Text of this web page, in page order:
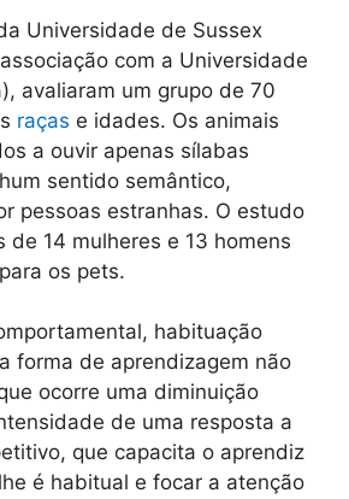
Universidade de Sussex
com a Universidade
avaliaram um grupo de 70
raças e idades. Os animais
a ouvir apenas sílabas
sentido semântico,
pessoas estranhas. O estudo
de 14 mulheres e 13 homens
os pets.
habituação
forma de aprendizagem não
ocorre uma diminuição
de uma resposta a
que capacita o aprendiz
é habitual e focar a atenção